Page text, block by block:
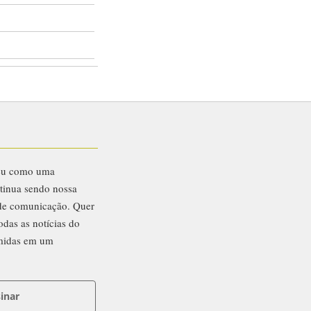
como uma
sendo nossa
comunicação. Quer
as notícias do
em um